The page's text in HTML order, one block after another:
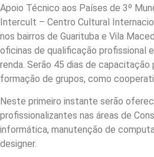
Apoio Técnico aos Países de 3º
Intercult – Centro Cultural
nos bairros de Guarituba e Vila
oficinas de qualificação profissional
renda. Serão 45 dias de capacitação
formação de grupos, como
Neste primeiro instante serão
profissionalizantes nas áreas de
informática, manutenção de
designer.